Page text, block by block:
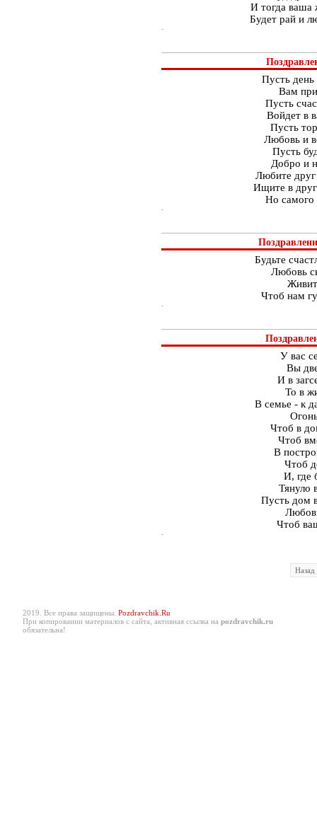
И тогда ваша
Будет рай и
Пусть
Вам
Пусть
Войдет в
Пусть
Любовь и
Пусть
Добро и
Любите друг
Ищите в друг
Но самого
Будьте
Любовь
Чтоб нам
У вас
Вы
И в
То в
В семье - к
Чтоб в
Чтоб
В
Чтоб
И, где
Тянуло
Пусть дом
Чтоб
Назад
2019. Все права защищены. Pozdravchik.Ru
При копировании материалов с сайта, активная ссылка на pozdravchik.ru
обязательна!